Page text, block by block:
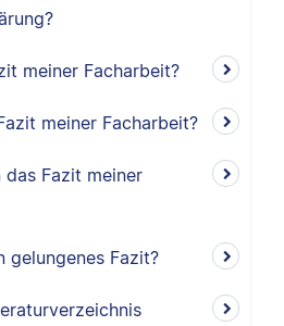
meiner Facharbeit?
meiner Facharbeit?
Fazit meiner
gelungenes Fazit?